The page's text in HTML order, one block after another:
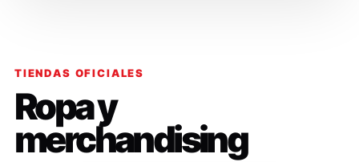
TIENDAS OFICIALES
Ropa y
merchandising